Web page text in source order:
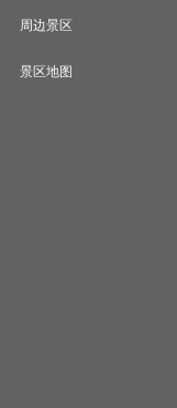
周边景区
景区地图